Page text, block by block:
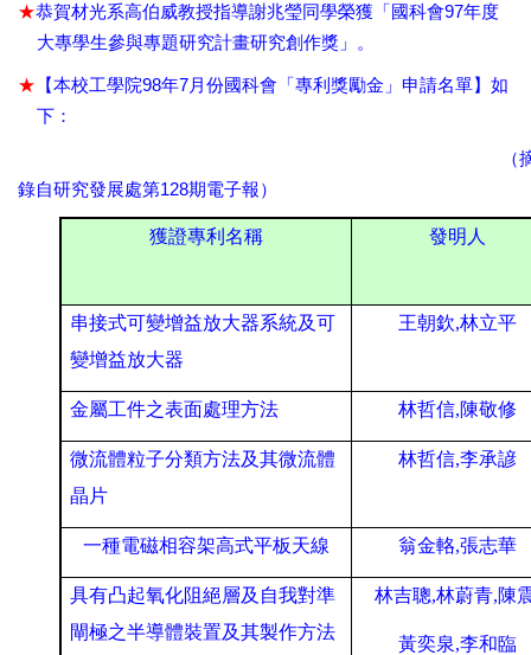
★恭賀材光系高伯威教授指導謝兆瑩同學榮獲「國科會97年度
大專學生參與專題研究計畫研究創作獎」。
★ 【本校工學院98年7月份國科會「專利獎勵金」申請名單】 如
下：
（
錄自研究發展處第128期電子報）
獲證專利名稱 發明人
串接式可變增益放大器系統及可
變增益放大器
王朝欽,林立平
金屬工件之表面處理方法 林哲信,陳敬修
微流體粒子分類方法及其微流體
晶片
林哲信,李承諺
一種電磁相容架高式平板天線 翁金輅,張志華
具有凸起氧化阻絕層及自我對準
閘極之半導體裝置及其製作方法
林吉聰,林蔚青,陳
黃奕泉,李和臨